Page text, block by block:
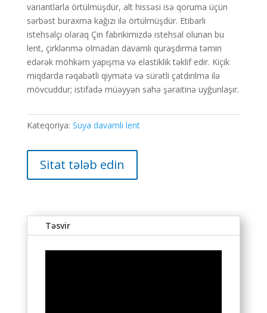
variantlarla örtülmüşdür, alt hissəsi isə qoruma üçün
sərbəst buraxma kağızı ilə örtülmüşdür. Etibarlı
istehsalçı olaraq Çin fabrikimizdə istehsal olunan bu
lent, çirklənmə olmadan davamlı quraşdırma təmin
edərək möhkəm yapışma və elastiklik təklif edir. Kiçik
miqdarda rəqabətli qiymətə və sürətli çatdırılma ilə
mövcuddur; istifadə müəyyən sahə şəraitinə uyğunlaşır.
Kateqoriya: Suya davamlı lent
Sitat tələb edin
Təsvir